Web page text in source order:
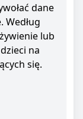
dane
Według
lub
na
się.